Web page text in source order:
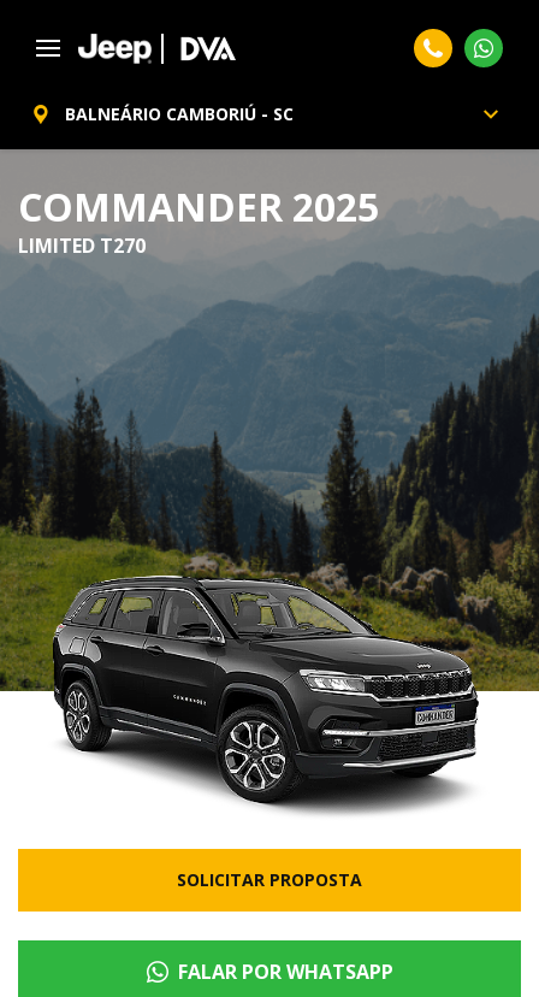
BALNEÁRIO CAMBORIÚ - SC
COMMANDER 2025
LIMITED T270
SOLICITAR PROPOSTA
FALAR POR WHATSAPP